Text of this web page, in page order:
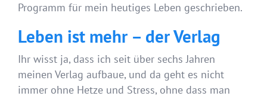
Programm für mein heutiges Leben geschrieben.
Leben ist mehr – der Verlag
Ihr wisst ja, dass ich seit über sechs Jahren
meinen Verlag aufbaue, und da geht es nicht
immer ohne Hetze und Stress, ohne dass man